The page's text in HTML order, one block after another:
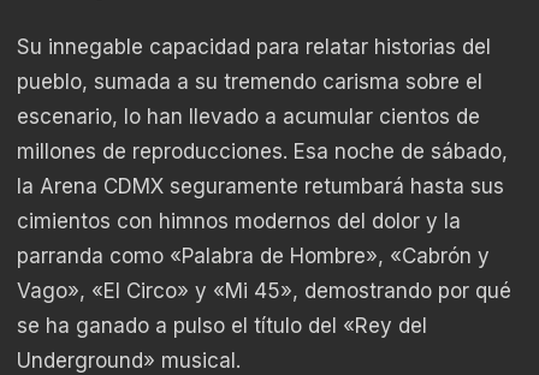
Su innegable capacidad para relatar historias del
pueblo, sumada a su tremendo carisma sobre el
escenario, lo han llevado a acumular cientos de
millones de reproducciones. Esa noche de sábado,
la Arena CDMX seguramente retumbará hasta sus
cimientos con himnos modernos del dolor y la
parranda como «Palabra de Hombre», «Cabrón y
Vago», «El Circo» y «Mi 45», demostrando por qué
se ha ganado a pulso el título del «Rey del
Underground» musical.